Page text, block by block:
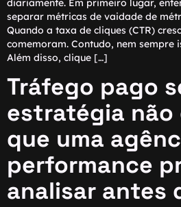
diariamente. Em primeiro lugar,
separar métricas de vaidade de
Quando a taxa de cliques (CTR)
comemoram. Contudo, nem sempre
Além disso, clique […]
Tráfego pago
estratégia não
que uma
performance
analisar antes